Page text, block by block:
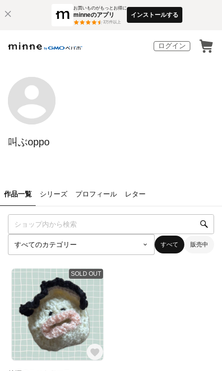
お買いものがもっとお得に
minneのアプリ
3万件以上
インストールする
ログイン
叫ぶoppo
作品一覧 シリーズ プロフィール レター
すべて 販売中
SOLD OUT